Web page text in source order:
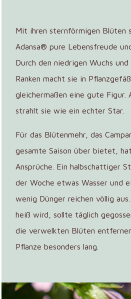
Mit ihren sternförmigen Blüten
Adansa® pure Lebensfreude
Durch den niedrigen Wuchs
Ranken macht sie in
gleichermaßen eine gute Figur.
strahlt sie wie ein echter Star.
Für das Blütenmehr, das
gesamte Saison über bietet,
Ansprüche. Ein halbschattiger
der Woche etwas Wasser und
wenig Dünger reichen völlig
heiß wird, sollte täglich
die verwelkten Blüten
Pflanze besonders lang.